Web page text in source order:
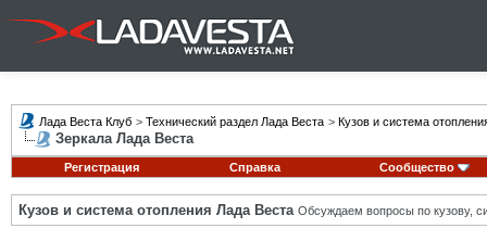
Лада Веста Клуб > Технический раздел Лада Веста > Кузов и система
Зеркала Лада Веста
Регистрация Справка Сообщество
Кузов и система отопления Лада Веста Обсуждаем вопросы по кузову,